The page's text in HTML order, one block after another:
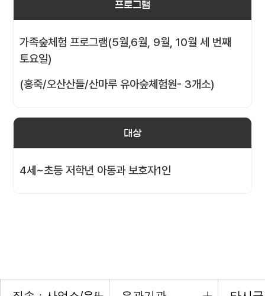
프로그램
가족숲체험 프로그램(5월,6월, 9월, 10월 세 번째
토요일)
(홍죽/오산산들/산마루 유아숲체험원- 3개소)
대상
4세~초등 저학년 아동과 보호자1인